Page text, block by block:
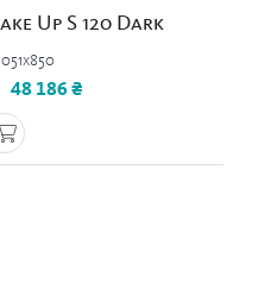
Up S 120 Dark
48 186 ₴